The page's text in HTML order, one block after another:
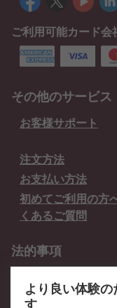
ご利用可能カード会
その他のサービス
お客様サポート
注文方法
お支払い方法
初めてご利用の方
くあるご質問
法的事項
クッキーポリシー
より良い体験
す